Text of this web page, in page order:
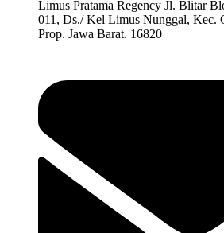
Limus Pratama Regency Jl. Blitar
011, Ds./ Kel Limus Nunggal, Kec.
Prop. Jawa Barat. 16820